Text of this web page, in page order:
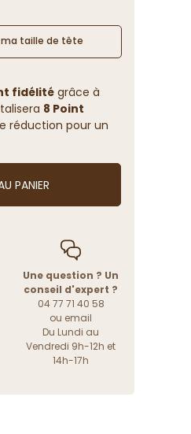
ma taille de tête
fidélitégrâce à
8 Point
réduction pour un
PANIER
Une question ? Un
conseil d'expert ?
04 77 71 40 58
ou email
Du Lundi au
Vendredi 9h-12h et
14h-17h